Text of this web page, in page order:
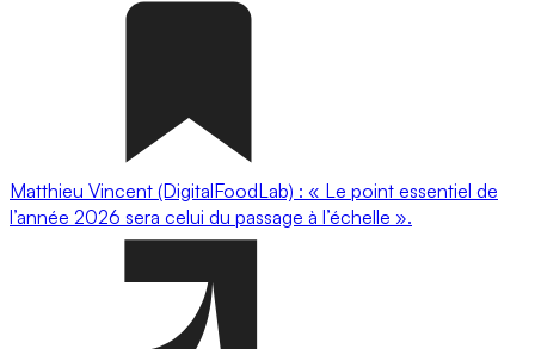
Matthieu Vincent (DigitalFoodLab) : « Le point essentiel de
l’année 2026 sera celui du passage à l’échelle ».